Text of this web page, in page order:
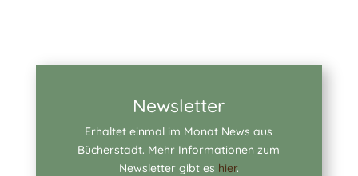
Newsletter
Erhaltet einmal im Monat News aus
Bücherstadt. Mehr Informationen zum
Newsletter gibt es hier.